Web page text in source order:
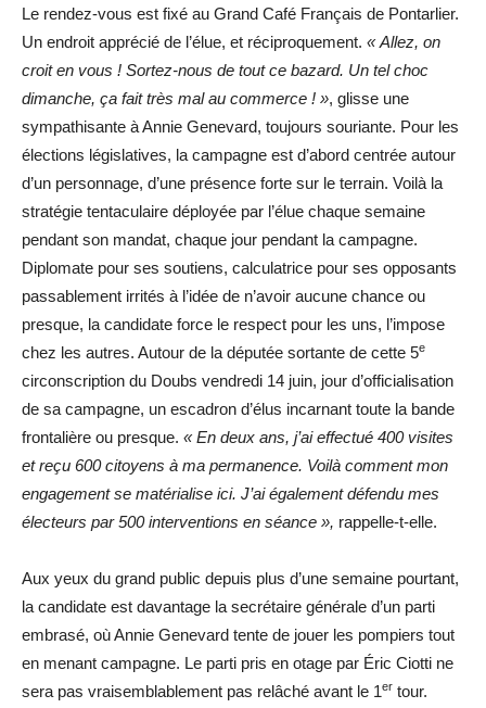
Le rendez-vous est fixé au Grand Café Français de Pontarlier.
Un endroit apprécié de l’élue, et réciproquement. « Allez, on
croit en vous ! Sortez-nous de tout ce bazard. Un tel choc
dimanche, ça fait très mal au commerce ! », glisse une
sympathisante à Annie Genevard, toujours souriante. Pour les
élections législatives, la campagne est d’abord centrée autour
d’un personnage, d’une présence forte sur le terrain. Voilà la
stratégie tentaculaire déployée par l’élue chaque semaine
pendant son mandat, chaque jour pendant la campagne.
Diplomate pour ses soutiens, calculatrice pour ses opposants
passablement irrités à l’idée de n’avoir aucune chance ou
presque, la candidate force le respect pour les uns, l’impose
chez les autres. Autour de la députée sortante de cette 5e
circonscription du Doubs vendredi 14 juin, jour d’officialisation
de sa campagne, un escadron d’élus incarnant toute la bande
frontalière ou presque. « En deux ans, j’ai effectué 400 visites
et reçu 600 citoyens à ma permanence. Voilà comment mon
engagement se matérialise ici. J’ai également défendu mes
électeurs par 500 interventions en séance », rappelle-t-elle.
Aux yeux du grand public depuis plus d’une semaine pourtant,
la candidate est davantage la secrétaire générale d’un parti
embrasé, où Annie Genevard tente de jouer les pompiers tout
en menant campagne. Le parti pris en otage par Éric Ciotti ne
sera pas vraisemblablement pas relâché avant le 1er tour.